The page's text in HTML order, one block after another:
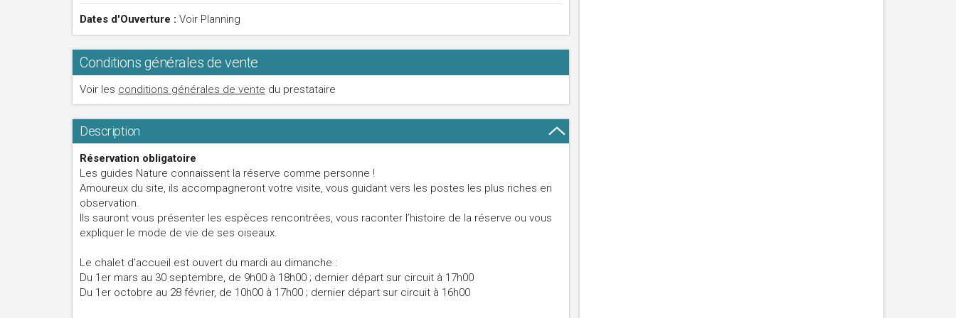
Dates d'Ouverture : Voir Planning
Conditions générales de vente
Voir les conditions générales de vente du prestataire
Description
Réservation obligatoire
Les guides Nature connaissent la réserve comme personne !
Amoureux du site, ils accompagneront votre visite, vous guidant vers les postes les plus riches en
observation.
Ils sauront vous présenter les espèces rencontrées, vous raconter l’histoire de la réserve ou vous
expliquer le mode de vie de ses oiseaux.
Le chalet d'accueil est ouvert du mardi au dimanche :
Du 1er mars au 30 septembre, de 9h00 à 18h00 ; dernier départ sur circuit à 17h00
Du 1er octobre au 28 février, de 10h00 à 17h00 ; dernier départ sur circuit à 16h00